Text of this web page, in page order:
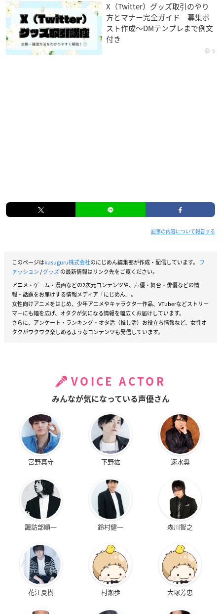
X（Twitter）グッズ取引のやり
方とマナー完全ガイド 募集ポ
スト作成〜DMテンプレまで例文
付き
5
記事の内容について報告する
このページはkusuguru株式会社のにじめん編集部が作成・配信しています。 フ
ァッション/グッズの最新情報はリンク先をご覧ください。
アニメ・ゲーム・漫画などの2次元コンテンツや、声優・舞台・俳優などの情
報・話題をお届けする情報メディア「にじめん」。
女性向けアニメをはじめ、少年アニメやキャラクター作品、VTuberなどストリー
マーにも幅を広げ、オタクが気になる情報を幅広くお届けしています。
さらに、アンケート・ランキング・オタ活（推し活）お役立ち情報など、女性オ
タクがワクワク楽しめるようなコンテンツも発信しています。
VOICE ACTOR
みんなが気になっている声優さん
宮野真守 下野紘 速水奨
諏訪部順一 鈴村健一 森川智之
花江夏樹 村瀬歩 大塚芳忠